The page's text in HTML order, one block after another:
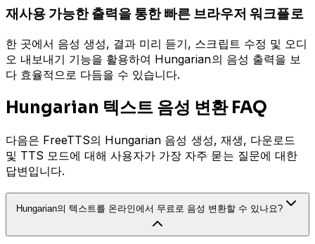
재사용 가능한 출력을 통한 빠른 브라우저 워크플로
한 곳에서 음성 생성, 결과 미리 듣기, 스크립트 수정 및 오디
오 내보내기 기능을 활용하여 Hungarian의 음성 출력을 보
다 효율적으로 다듬을 수 있습니다.
Hungarian 텍스트 음성 변환 FAQ
다음은 FreeTTS의 Hungarian 음성 생성, 재생, 다운로드
및 TTS 모드에 대해 사용자가 가장 자주 묻는 질문에 대한
답변입니다.
Hungarian의 텍스트를 온라인에서 무료로 음성 변환할 수 있나요?